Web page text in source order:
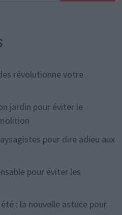
révolutionne votre
jardin pour éviter le
pour dire adieu aux
pour éviter les
: la nouvelle astuce pour